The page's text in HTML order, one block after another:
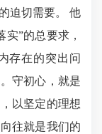
迫切需要。 他
”的总要求，
存在的突出问
守初心，就是
以坚定的理想
往就是我们的